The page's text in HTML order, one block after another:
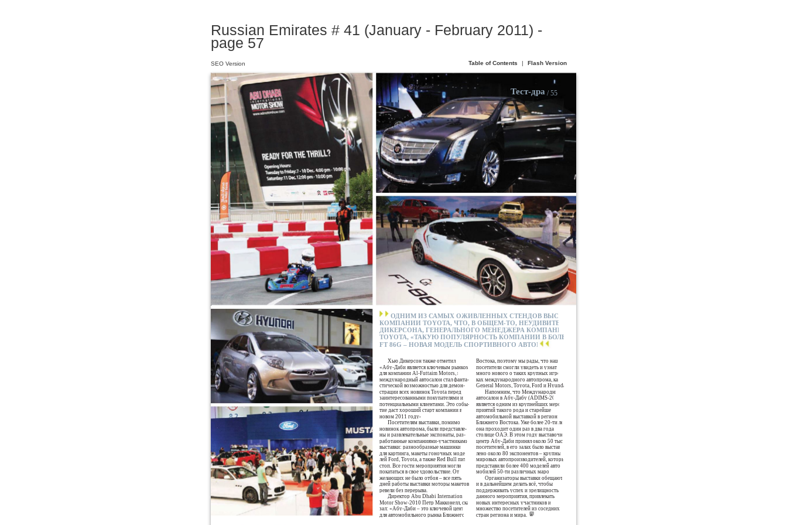
Russian Emirates # 41 (January - February 2011) -
page 57
Хью Дикерсон также отметил:
«Абу-Даби является ключевым рынком
для компании Al-Futtaim Motors, и
международный автосалон стал фанта-
стической возможностью для демон-
страции всех новинок Toyota перед
заинтересованными покупателями и
потенциальными клиентами. Это собы-
тие даст хороший старт компании в
новом 2011 году».
Посетителям выставки, помимо
новинок автопрома, были представле-
ны и развлекательные экспонаты, раз-
работанные компаниями-участниками
выставки: разнообразные машинки
для картинга, макеты гоночных моде-
лей Ford, Toyota, а также Red Bull пит-
стоп. Все гости мероприятия могли
покататься в свое удовольствие. От
желающих не было отбоя – все пять
дней работы выставки моторы макетов
ревели без перерыва.
Директор Abu Dhabi International
Motor Show-2010 Петр Макконелл, ска-
зал: «Абу-Даби – это ключевой центр
для автомобильного рынка Ближнего
Востока, поэтому мы рады, что наши
посетители смогли увидеть и узнать
много нового о таких крупных игро-
ках международного автопрома, как
General Motors, Toyota, Ford и Hyundai».
Напомним, что Международный
автосалон в Абу-Дабу (ADIMS-2010)
является одним из крупнейших меро-
приятий такого рода и старейшей
автомобильной выставкой в регионе
Ближнего Востока. Уже более 20-ти лет
она проходит один раз в два года в
столице ОАЭ. В этом году выставочный
центр Абу-Даби принял около 50 тысяч
посетителей, в его залах было выстав-
лено около 80 экспонентов – крупных
мировых автопроизводителей, которые
представили более 400 моделей авто-
мобилей 50-ти различных марок.
Организаторы выставки обещают
и в дальнейшем делать всё, чтобы
поддерживать успех и зрелищность
данного мероприятия, привлекать
новых интересных участников и
множество посетителей из соседних
стран региона и мира.
PR
ОДНИМ ИЗ САМЫХ ОЖИВЛЕННЫХ СТЕНДОВ ВЫСТАВКИ ОКАЗАЛСЯ СТЕНД
КОМПАНИИ TOYOTA, ЧТО, В ОБЩЕМ-ТО, НЕУДИВИТЕЛЬНО. ПО СЛОВАМ ХЬЮ
ДИКЕРСОНА, ГЕНЕРАЛЬНОГО МЕНЕДЖЕРА КОМПАНИИ AL-FUTTAIM MOTORS
TOYOTA, «ТАКУЮ ПОПУЛЯРНОСТЬ КОМПАНИИ В БОЛЬШЕЙ СТЕПЕНИ ОБЕСПЕЧИЛА
FT 86G – НОВАЯ МОДЕЛЬ СПОРТИВНОГО АВТОМОБИЛЯ-КУПЕ ZELAS»
Тест-драйв
/ 55
SEO Version Table of Contents | Flash Version